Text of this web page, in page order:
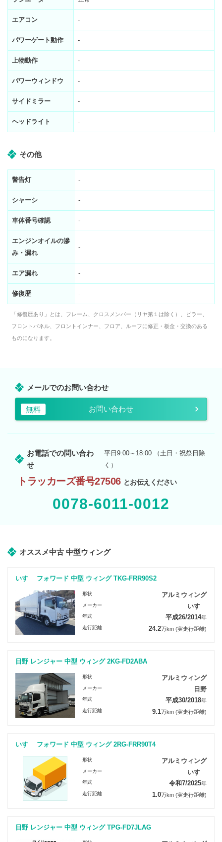
エアコン -
パワーゲート動作 -
上物動作 -
パワーウィンドウ -
サイドミラー -
ヘッドライト -
その他
警告灯 -
シャーシ -
車体番号確認 -
エンジンオイルの滲
み・漏れ
-
エア漏れ -
修復歴 -
「修復歴あり」とは、フレーム、クロスメンバー（リヤ第１は除く）、ピラー、
フロントパネル、フロントインナー、フロア、ルーフに修正・板金・交換のある
ものになります。
メールでのお問い合わせ
無料 お問い合わせ
お電話での問い合わ
せ
平日9:00～18:00 （土日・祝祭日除
く）
トラッカーズ番号27506 とお伝えください
0078-6011-0012
オススメ中古 中型ウィング
いすゞ フォワード 中型 ウィング TKG-FRR90S2
形状 アルミウィング
メーカー いすゞ
年式 平成26/2014年
走行距離 24.2万km (実走行距離)
日野 レンジャー 中型 ウィング 2KG-FD2ABA
形状 アルミウィング
メーカー 日野
年式 平成30/2018年
走行距離 9.1万km (実走行距離)
いすゞ フォワード 中型 ウィング 2RG-FRR90T4
形状 アルミウィング
メーカー いすゞ
年式 令和7/2025年
走行距離 1.0万km (実走行距離)
日野 レンジャー 中型 ウィング TPG-FD7JLAG